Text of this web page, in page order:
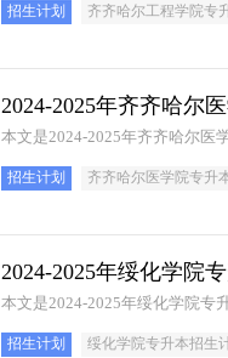
招生计划 齐齐哈尔工程学院专
2024-2025年齐齐哈尔
本文是2024-2025年齐齐哈尔医
招生计划 齐齐哈尔医学院专升
2024-2025年绥化学院
本文是2024-2025年绥化学院专
招生计划 绥化学院专升本招生